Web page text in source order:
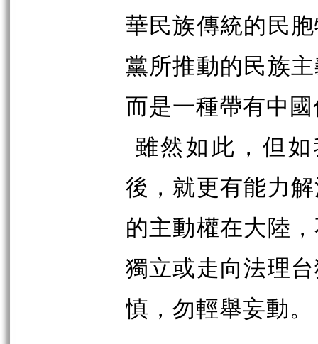
華民族傳統的民
黨所推動的民族
而是一種帶有中
雖然如此，但
後，就更有能力
的主動權在大陸
獨立或走向法理
慎，勿輕舉妄動。